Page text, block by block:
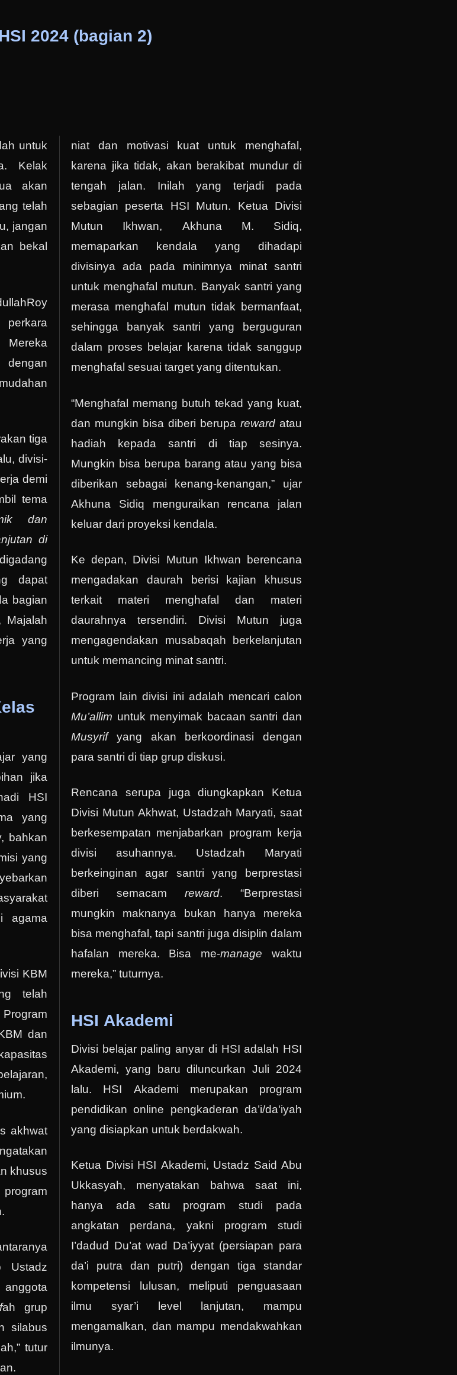
2024 (bagian 2)
untuk
Kelak
akan
telah
jangan
bekal
tiga
divisi-
demi
tema
dan
di
dapat
bagian
Majalah
yang
yang
jika
HSI
yang
bahkan
yang
agama
KBM
telah
dan
akhwat
khusus
Ustadz
ah grup
silabus
tutur
niat dan motivasi kuat untuk menghafal,
karena jika tidak, akan berakibat mundur di
tengah jalan. Inilah yang terjadi pada
sebagian peserta HSI Mutun. Ketua Divisi
Mutun Ikhwan, Akhuna M. Sidiq,
memaparkan kendala yang dihadapi
divisinya ada pada minimnya minat santri
untuk menghafal mutun. Banyak santri yang
merasa menghafal mutun tidak bermanfaat,
sehingga banyak santri yang berguguran
dalam proses belajar karena tidak sanggup
menghafal sesuai target yang ditentukan.
“Menghafal memang butuh tekad yang kuat,
dan mungkin bisa diberi berupa reward atau
hadiah kepada santri di tiap sesinya.
Mungkin bisa berupa barang atau yang bisa
diberikan sebagai kenang-kenangan,” ujar
Akhuna Sidiq menguraikan rencana jalan
keluar dari proyeksi kendala.
Ke depan, Divisi Mutun Ikhwan berencana
mengadakan daurah berisi kajian khusus
terkait materi menghafal dan materi
daurahnya tersendiri. Divisi Mutun juga
mengagendakan musabaqah berkelanjutan
untuk memancing minat santri.
Program lain divisi ini adalah mencari calon
Mu’allim untuk menyimak bacaan santri dan
Musyrifyang akan berkoordinasi dengan
para santri di tiap grup diskusi.
Rencana serupa juga diungkapkan Ketua
Divisi Mutun Akhwat, Ustadzah Maryati, saat
berkesempatan menjabarkan program kerja
divisi asuhannya. Ustadzah Maryati
berkeinginan agar santri yang berprestasi
diberi semacam reward. “Berprestasi
mungkin maknanya bukan hanya mereka
bisa menghafal, tapi santri juga disiplin dalam
hafalan mereka. Bisa me-manage waktu
mereka,” tuturnya.
HSI Akademi
Divisi belajar paling anyar di HSI adalah HSI
Akademi, yang baru diluncurkan Juli 2024
lalu. HSI Akademi merupakan program
pendidikan online pengkaderan da’i/da'iyah
yang disiapkan untuk berdakwah.
Ketua Divisi HSI Akademi, Ustadz Said Abu
Ukkasyah, menyatakan bahwa saat ini,
hanya ada satu program studi pada
angkatan perdana, yakni program studi
I’dadud Du’at wad Da’iyyat (persiapan para
da’i putra dan putri) dengan tiga standar
kompetensi lulusan, meliputi penguasaan
ilmu syar’i level lanjutan, mampu
mengamalkan, dan mampu mendakwahkan
ilmunya.